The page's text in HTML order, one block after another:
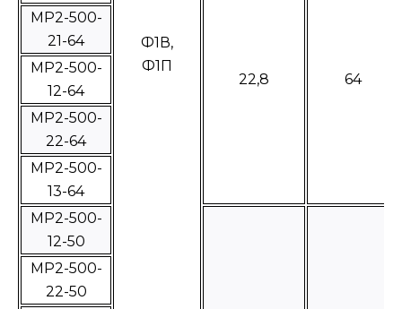
Ф1В,
Ф1П
22,8 64
МР2-500-
21-64
МР2-500-
12-64
МР2-500-
22-64
МР2-500-
13-64
МР2-500-
12-50
МР2-500-
22-50